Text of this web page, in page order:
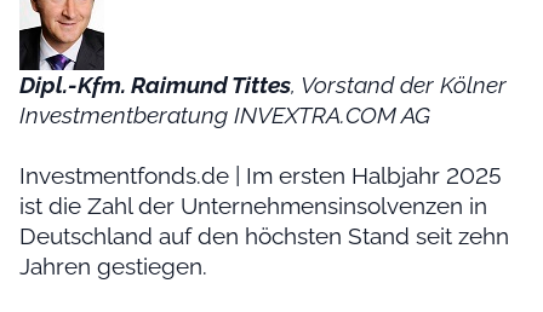
Dipl.-Kfm. Raimund Tittes, Vorstand der Kölner
Investmentberatung INVEXTRA.COM AG
Investmentfonds.de | Im ersten Halbjahr 2025
ist die Zahl der Unternehmensinsolvenzen in
Deutschland auf den höchsten Stand seit zehn
Jahren gestiegen.